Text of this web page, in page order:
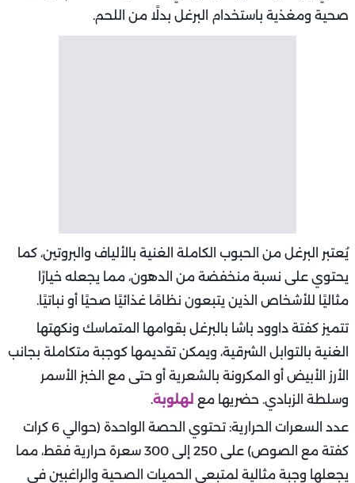
صحية ومغذية باستخدام البرغل بدلًا من اللحم.
يُعتبر البرغل من الحبوب الكاملة الغنية بالألياف والبروتين، كما
يحتوي على نسبة منخفضة من الدهون، مما يجعله خيارًا
مثاليًا للأشخاص الذين يتبعون نظامًا غذائيًا صحيًا أو نباتيًا.
تتميز كفتة داوود باشا بالبرغل بقوامها المتماسك ونكهتها
الغنية بالتوابل الشرقية، ويمكن تقديمها كوجبة متكاملة بجانب
الأرز الأبيض أو المكرونة بالشعرية أو حتى مع الخبز الأسمر
وسلطة الزبادي. حضريها مع لهلوبة.
عدد السعرات الحرارية: تحتوي الحصة الواحدة (حوالي 6 كرات
كفتة مع الصوص) على 250 إلى 300 سعرة حرارية فقط، مما
يجعلها وجبة مثالية لمتبعي الحميات الصحية والراغبين في